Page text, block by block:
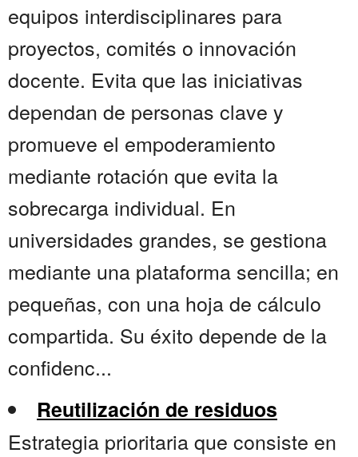
equipos interdisciplinares para
proyectos, comités o innovación
docente. Evita que las iniciativas
dependan de personas clave y
promueve el empoderamiento
mediante rotación que evita la
sobrecarga individual. En
universidades grandes, se gestiona
mediante una plataforma sencilla; en
pequeñas, con una hoja de cálculo
compartida. Su éxito depende de la
confidenc...
Reutilización de residuos
Estrategia prioritaria que consiste en